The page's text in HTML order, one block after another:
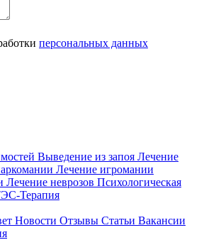
персональных данных
Выведение из запоя Лечение
Лечение игромании
Лечение неврозов Психологическая
Терапия
Новости Отзывы Статьи Вакансии